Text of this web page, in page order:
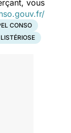
vous
CONSO
LISTÉRIOSE